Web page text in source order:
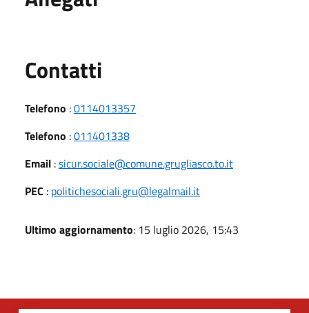
Contatti
Telefono :0114013357
Telefono :011401338
Email :sicur.sociale@comune.grugliasco.to.it
PEC : politichesociali.gru@legalmail.it
Ultimo aggiornamento: 15 luglio 2026, 15:43